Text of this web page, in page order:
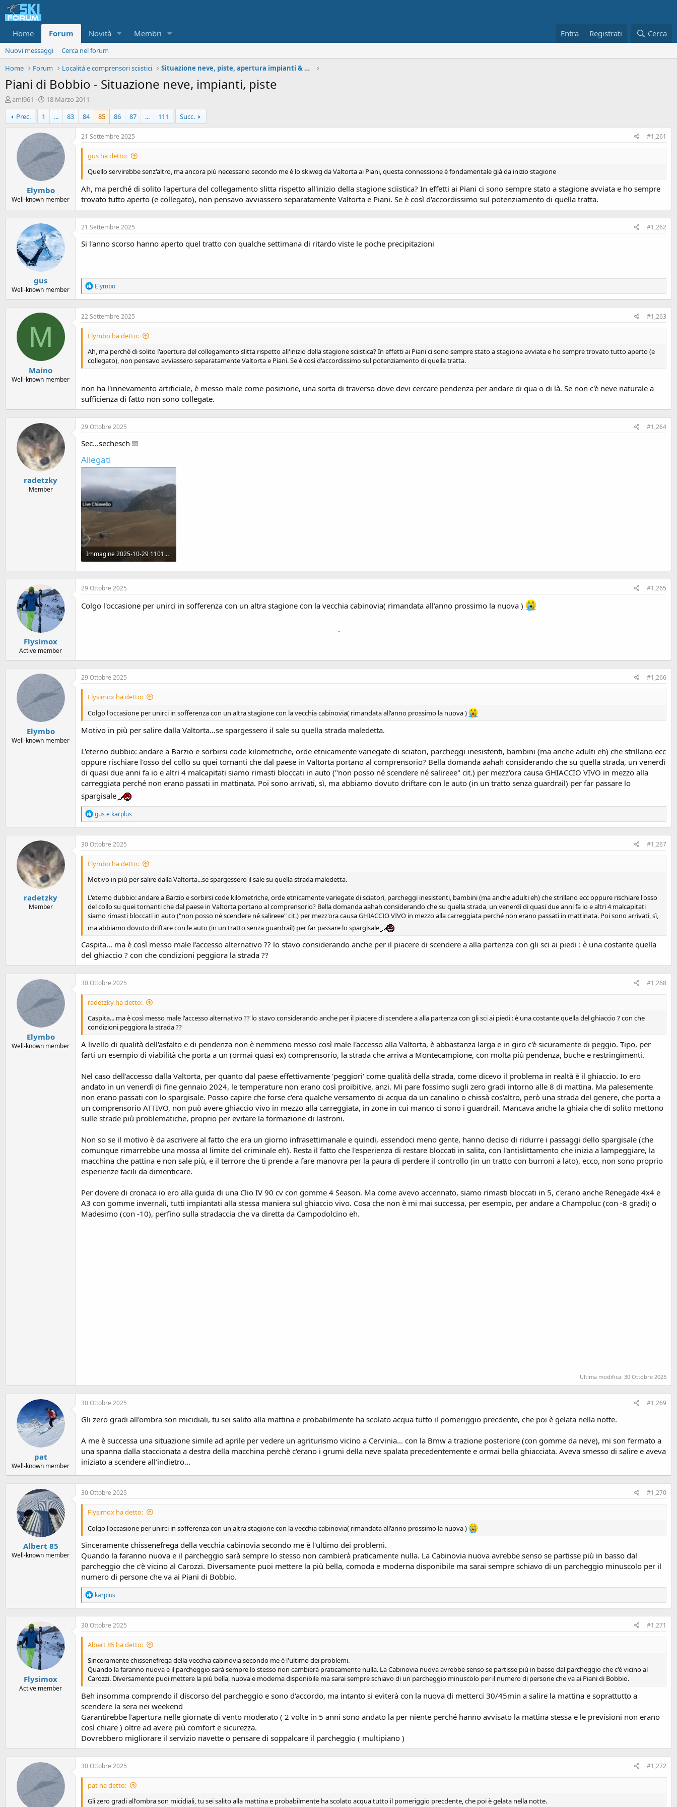
Home Forum Novità Membri Entra Registrati Cerca
Nuovi messaggi
Cerca nel forum
Home
Forum Località e comprensori sciistici Situazione neve, piste, apertura impianti & Meteo
Piani di Bobbio - Situazione neve, impianti, piste
A
u
t
o
s
s
aml961
D
a
a
d
i
z
i
o
18 Marzo 2011
Prec.
1 ... 83 84 85 86 87 ... 111 Succ.
Elymbo
Well-known member
21 Settembre 2025 #1,261
gus ha detto:
Quello servirebbe senz'altro, ma ancora più necessario secondo me è lo skiweg da Valtorta ai Piani, questa connessione è fondamentale già da inizio stagione
Ah, ma perché di solito l'apertura del collegamento slitta rispetto all'inizio della stagione sciistica? In effetti ai Piani ci sono sempre stato a stagione avviata e ho sempre
trovato tutto aperto (e collegato), non pensavo avviassero separatamente Valtorta e Piani. Se è così d'accordissimo sul potenziamento di quella tratta.
gus
Well-known member
21 Settembre 2025 #1,262
Si l'anno scorso hanno aperto quel tratto con qualche settimana di ritardo viste le poche precipitazioni
R
e
a
c
t
o
n
s
:
Elymbo
M
Maino
Well-known member
22 Settembre 2025 #1,263
Elymbo ha detto:
Ah, ma perché di solito l'apertura del collegamento slitta rispetto all'inizio della stagione sciistica? In effetti ai Piani ci sono sempre stato a stagione avviata e ho sempre trovato tutto aperto (e
collegato), non pensavo avviassero separatamente Valtorta e Piani. Se è così d'accordissimo sul potenziamento di quella tratta.
non ha l'innevamento artificiale, è messo male come posizione, una sorta di traverso dove devi cercare pendenza per andare di qua o di là. Se non c'è neve naturale a
sufficienza di fatto non sono collegate.
radetzky
Member
29 Ottobre 2025 #1,264
Sec...sechesch !!!
Allegati
Immagine 2025-10-29 110123.png
373.3 KB · Visualizzazioni: 185
Flysimox
Active member
29 Ottobre 2025 #1,265
Colgo l'occasione per unirci in sofferenza con un altra stagione con la vecchia cabinovia( rimandata all'anno prossimo la nuova )
.
Elymbo
Well-known member
29 Ottobre 2025 #1,266
Flysimox ha detto:
Colgo l'occasione per unirci in sofferenza con un altra stagione con la vecchia cabinovia( rimandata all'anno prossimo la nuova )
Motivo in più per salire dalla Valtorta...se spargessero il sale su quella strada maledetta.
L'eterno dubbio: andare a Barzio e sorbirsi code kilometriche, orde etnicamente variegate di sciatori, parcheggi inesistenti, bambini (ma anche adulti eh) che strillano ecc
oppure rischiare l'osso del collo su quei tornanti che dal paese in Valtorta portano al comprensorio? Bella domanda aahah considerando che su quella strada, un venerdì
di quasi due anni fa io e altri 4 malcapitati siamo rimasti bloccati in auto ("non posso né scendere né salireee" cit.) per mezz'ora causa GHIACCIO VIVO in mezzo alla
carreggiata perché non erano passati in mattinata. Poi sono arrivati, sì, ma abbiamo dovuto driftare con le auto (in un tratto senza guardrail) per far passare lo
spargisale
R
e
a
c
t
o
n
s
gus e karplus
radetzky
Member
30 Ottobre 2025 #1,267
Elymbo ha detto:
Motivo in più per salire dalla Valtorta...se spargessero il sale su quella strada maledetta.
L'eterno dubbio: andare a Barzio e sorbirsi code kilometriche, orde etnicamente variegate di sciatori, parcheggi inesistenti, bambini (ma anche adulti eh) che strillano ecc oppure rischiare l'osso
del collo su quei tornanti che dal paese in Valtorta portano al comprensorio? Bella domanda aahah considerando che su quella strada, un venerdì di quasi due anni fa io e altri 4 malcapitati
siamo rimasti bloccati in auto ("non posso né scendere né salireee" cit.) per mezz'ora causa GHIACCIO VIVO in mezzo alla carreggiata perché non erano passati in mattinata. Poi sono arrivati, sì,
ma abbiamo dovuto driftare con le auto (in un tratto senza guardrail) per far passare lo spargisale
Caspita... ma è così messo male l'accesso alternativo ?? lo stavo considerando anche per il piacere di scendere a alla partenza con gli sci ai piedi : è una costante quella
del ghiaccio ? con che condizioni peggiora la strada ??
Elymbo
Well-known member
30 Ottobre 2025 #1,268
radetzky ha detto:
Caspita... ma è così messo male l'accesso alternativo ?? lo stavo considerando anche per il piacere di scendere a alla partenza con gli sci ai piedi : è una costante quella del ghiaccio ? con che
condizioni peggiora la strada ??
A livello di qualità dell'asfalto e di pendenza non è nemmeno messo così male l'accesso alla Valtorta, è abbastanza larga e in giro c'è sicuramente di peggio. Tipo, per
farti un esempio di viabilità che porta a un (ormai quasi ex) comprensorio, la strada che arriva a Montecampione, con molta più pendenza, buche e restringimenti.
Nel caso dell'accesso dalla Valtorta, per quanto dal paese effettivamente 'peggiori' come qualità della strada, come dicevo il problema in realtà è il ghiaccio. Io ero
andato in un venerdì di fine gennaio 2024, le temperature non erano così proibitive, anzi. Mi pare fossimo sugli zero gradi intorno alle 8 di mattina. Ma palesemente
non erano passati con lo spargisale. Posso capire che forse c'era qualche versamento di acqua da un canalino o chissà cos'altro, però una strada del genere, che porta a
un comprensorio ATTIVO, non può avere ghiaccio vivo in mezzo alla carreggiata, in zone in cui manco ci sono i guardrail. Mancava anche la ghiaia che di solito mettono
sulle strade più problematiche, proprio per evitare la formazione di lastroni.
Non so se il motivo è da ascrivere al fatto che era un giorno infrasettimanale e quindi, essendoci meno gente, hanno deciso di ridurre i passaggi dello spargisale (che
comunque rimarrebbe una mossa al limite del criminale eh). Resta il fatto che l'esperienza di restare bloccati in salita, con l'antislittamento che inizia a lampeggiare, la
macchina che pattina e non sale più, e il terrore che ti prende a fare manovra per la paura di perdere il controllo (in un tratto con burroni a lato), ecco, non sono proprio
esperienze facili da dimenticare.
Per dovere di cronaca io ero alla guida di una Clio IV 90 cv con gomme 4 Season. Ma come avevo accennato, siamo rimasti bloccati in 5, c'erano anche Renegade 4x4 e
A3 con gomme invernali, tutti impiantati alla stessa maniera sul ghiaccio vivo. Cosa che non è mi mai successa, per esempio, per andare a Champoluc (con -8 gradi) o
Madesimo (con -10), perfino sulla stradaccia che va diretta da Campodolcino eh.
Ultima modifica: 30 Ottobre 2025
pat
Well-known member
30 Ottobre 2025 #1,269
Gli zero gradi all'ombra son micidiali, tu sei salito alla mattina e probabilmente ha scolato acqua tutto il pomeriggio precdente, che poi è gelata nella notte.
A me è successa una situazione simile ad aprile per vedere un agriturismo vicino a Cervinia... con la Bmw a trazione posteriore (con gomme da neve), mi son fermato a
una spanna dalla staccionata a destra della macchina perchè c'erano i grumi della neve spalata precedentemente e ormai bella ghiacciata. Aveva smesso di salire e aveva
iniziato a scendere all'indietro...
Albert 85
Well-known member
30 Ottobre 2025 #1,270
Flysimox ha detto:
Colgo l'occasione per unirci in sofferenza con un altra stagione con la vecchia cabinovia( rimandata all'anno prossimo la nuova )
Sinceramente chissenefrega della vecchia cabinovia secondo me è l'ultimo dei problemi.
Quando la faranno nuova e il parcheggio sarà sempre lo stesso non cambierà praticamente nulla. La Cabinovia nuova avrebbe senso se partisse più in basso dal
parcheggio che c'è vicino al Carozzi. Diversamente puoi mettere la più bella, comoda e moderna disponibile ma sarai sempre schiavo di un parcheggio minuscolo per il
numero di persone che va ai Piani di Bobbio.
R
e
a
c
t
o
s
:
karplus
Flysimox
Active member
30 Ottobre 2025 #1,271
Albert 85 ha detto:
Sinceramente chissenefrega della vecchia cabinovia secondo me è l'ultimo dei problemi.
Quando la faranno nuova e il parcheggio sarà sempre lo stesso non cambierà praticamente nulla. La Cabinovia nuova avrebbe senso se partisse più in basso dal parcheggio che c'è vicino al
Carozzi. Diversamente puoi mettere la più bella, nuova e moderna disponibile ma sarai sempre schiavo di un parcheggio minuscolo per il numero di persone che va ai Piani di Bobbio.
Beh insomma comprendo il discorso del parcheggio e sono d'accordo, ma intanto si eviterà con la nuova di metterci 30/45min a salire la mattina e soprattutto a
scendere la sera nei weekend
Garantirebbe l'apertura nelle giornate di vento moderato ( 2 volte in 5 anni sono andato la per niente perché hanno avvisato la mattina stessa e le previsioni non erano
così chiare ) oltre ad avere più comfort e sicurezza.
Dovrebbero migliorare il servizio navette o pensare di soppalcare il parcheggio ( multipiano )
30 Ottobre 2025 #1,272
pat ha detto:
Gli zero gradi all'ombra son micidiali, tu sei salito alla mattina e probabilmente ha scolato acqua tutto il pomeriggio precdente, che poi è gelata nella notte.